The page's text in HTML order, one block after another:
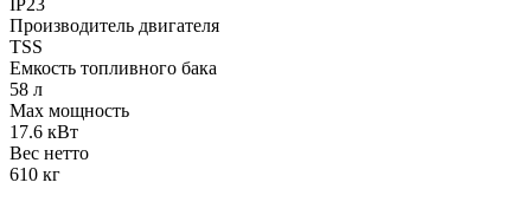
Производитель двигателя
TSS
Емкость топливного бака
58 л
Max мощность
17.6 кВт
Вес нетто
610 кг